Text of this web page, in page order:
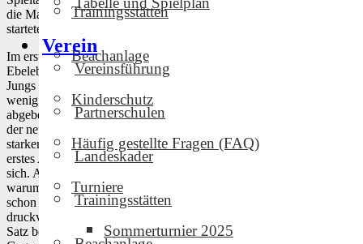
Trainingsstätten
Beachanlage
Kinderschutz
Häufig gestellte Fragen (FAQ)
Turniere
Sommerturnier 2025
Verein
Vereinsführung
Partnerschulen
Landeskader
Trainingsstätten
die Mannschaften des SVV Weimar II und VSV 90 Ebeleben
starteten die Herren II des Geraer VC Ihr Verbandsligadebüt.
Im ersten Spiel des Tages ging es gegen die Routiniers aus
Ebeleben. Im ersten Satz war noch deutlich die Nervosität der geraer
Jungs zu spüren, wodurch man diesen mit vielen Eigenfehlern und
wenig Durchschlagskraft im Angriff auch relativ deutlich mit 18-25
abgeben musste. Im zweiten Satz schienen die Jungs nun endlich in
der neuen Liga angekommen zu sein. Mit gutem Aufschalgspiel,
starken Angriffen und guter Feldabwehr konnte die Mannschaft ein
erstes Ausrufezeichen setzen und entschieden den Satz mit 25-19 für
sich. Auch im dritten Satz zeigten die Jungs von Trainer Günter Eck,
warum sie verdient aus der Bezirksliga Ost aufgestiegen sind. Wie
schon im zweiten Satz konnte man durch clevere Aufschläge und
druckvolles Angriffspiel den Gegner mit 25-19 schlagen. Der vierte
Satz begann leider wieder etwas unkonzentriert wodurch man dem